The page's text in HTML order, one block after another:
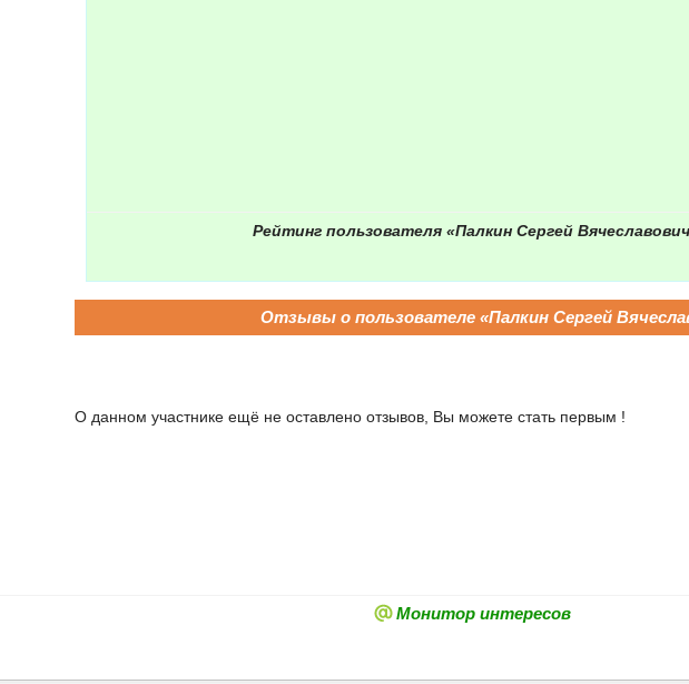
Рейтинг пользователя «Палкин Сергей
Отзывы о пользователе «Палкин Сергей
О данном участнике ещё не оставлено отзывов, Вы можете стать первым !
Монитор интересов